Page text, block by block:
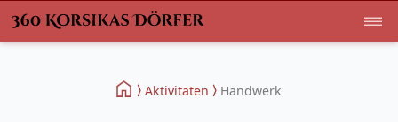
Aktivitaten Handwerk